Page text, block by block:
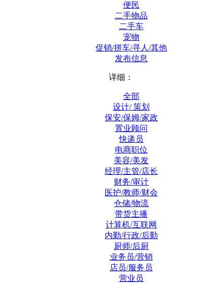
便民
二手物品
二手车
宠物
促销/拼车/寻人/其他
发布信息
详细：
全部
设计/ 策划
保安/保姆/家政
置业顾问
快递员
电商职位
美容/美发
经理/主管/店长
财务/审计
医护/教师/财会
仓储/物流
带货主播
计算机/互联网
内勤/行政/后勤
厨师/后厨
业务员/营销
店员/服务员
营业员